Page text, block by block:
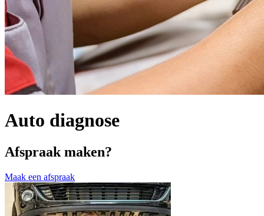
Auto diagnose
Afspraak maken?
Maak een afspraak